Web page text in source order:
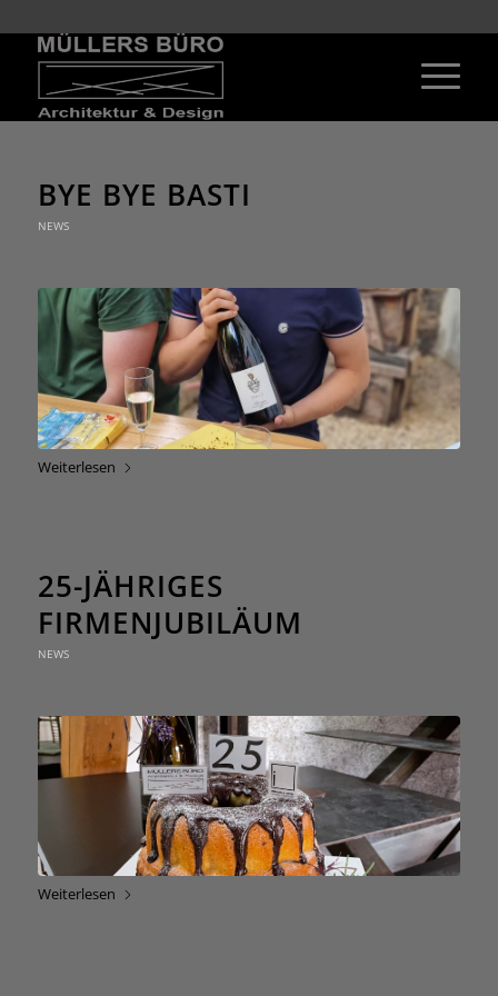
BYE BYE BASTI
NEWS
Weiterlesen
25-JÄHRIGES
FIRMENJUBILÄUM
NEWS
Weiterlesen